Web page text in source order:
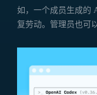
如，一个成员生成的
复劳动。管理员也可